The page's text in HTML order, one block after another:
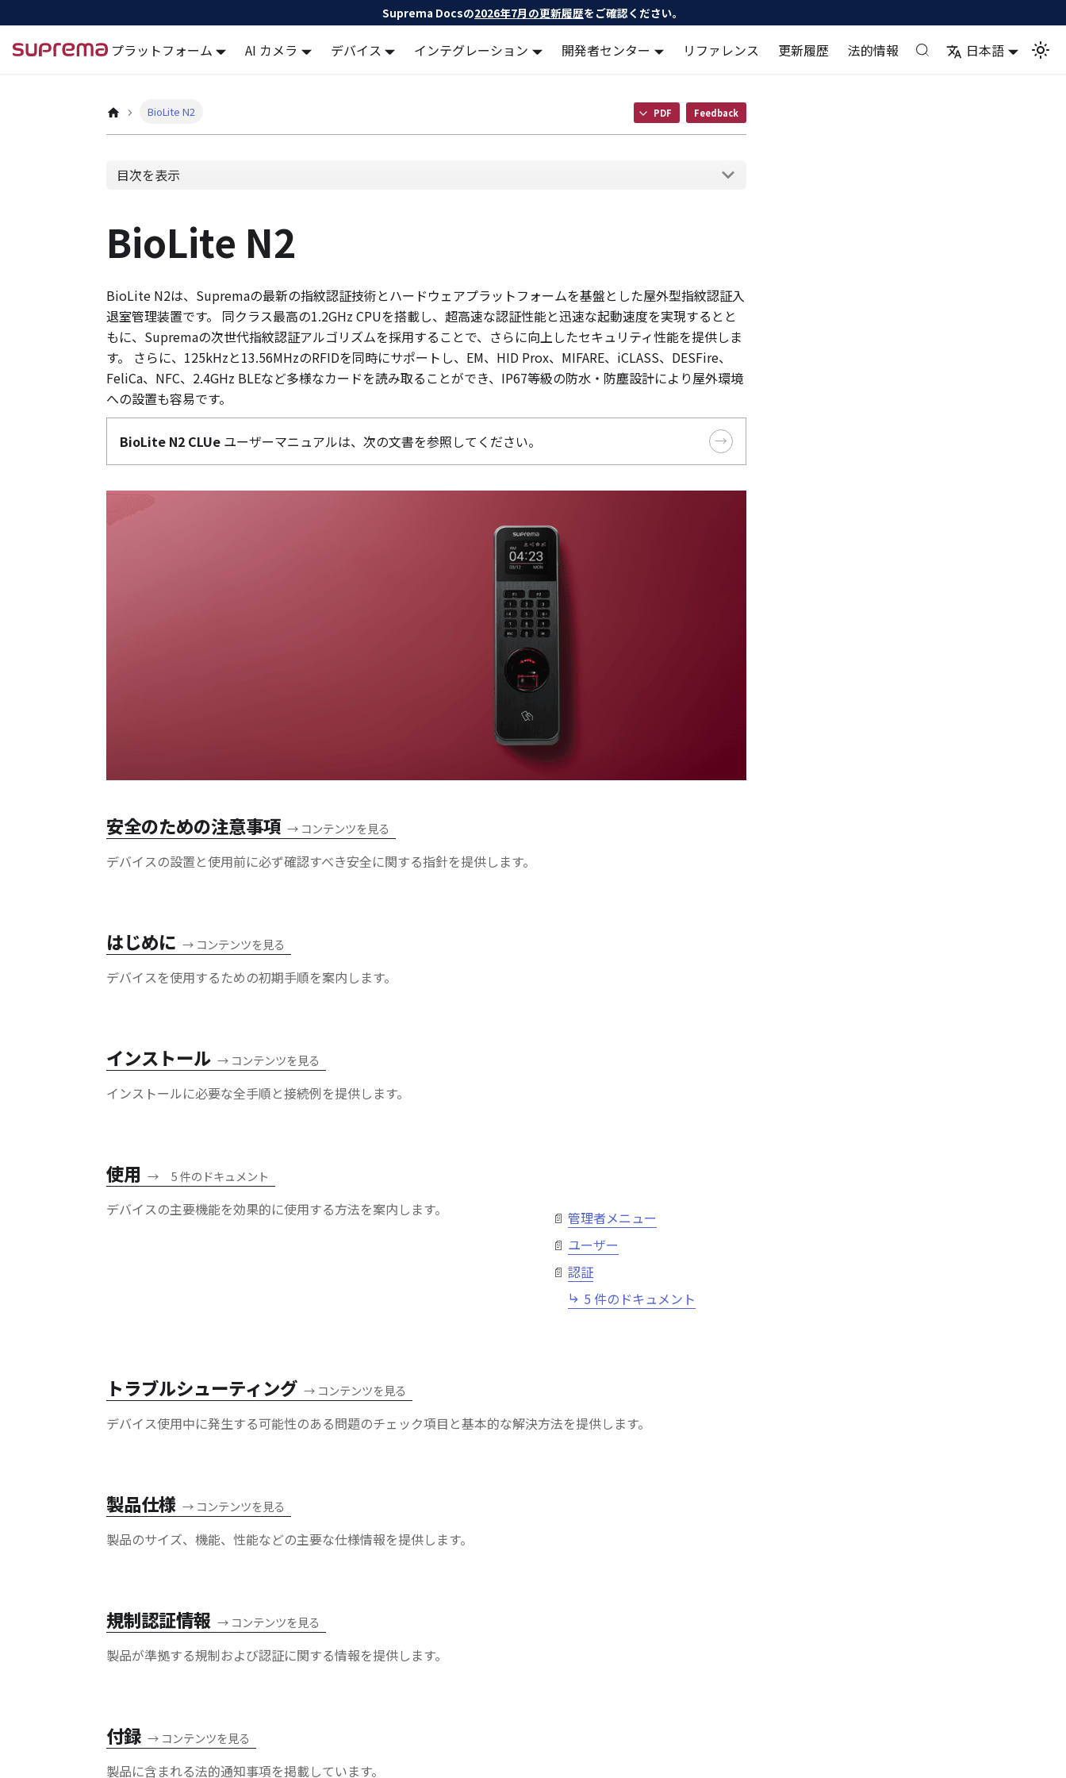
Suprema Docsの2026年7月の更新履歴をご確認ください。
Docs
プラットフォーム AI カメラ デバイス インテグレーション 開発者センター リファレンス 更新履歴 法的情報 日本語
BioLite N2 PDF Feedback
目次を表示
BioLite N2
BioLite N2は、Supremaの最新の指紋認証技術とハードウェアプラットフォームを基盤とした屋外型指紋認証入
退室管理装置です。 同クラス最高の1.2GHz CPUを搭載し、超高速な認証性能と迅速な起動速度を実現するとと
もに、Supremaの次世代指紋認証アルゴリズムを採用することで、さらに向上したセキュリティ性能を提供しま
す。 さらに、125kHzと13.56MHzのRFIDを同時にサポートし、EM、HID Prox、MIFARE、iCLASS、DESFire、
FeliCa、NFC、2.4GHz BLEなど多様なカードを読み取ることができ、IP67等級の防水・防塵設計により屋外環境
への設置も容易です。
BioLite N2 CLUe ユーザーマニュアルは、次の文書を参照してください。
安全のための注意事項 → コンテンツを見る
デバイスの設置と使用前に必ず確認すべき安全に関する指針を提供します。
はじめに → コンテンツを見る
デバイスを使用するための初期手順を案内します。
インストール → コンテンツを見る
インストールに必要な全手順と接続例を提供します。
使用 → 5 件のドキュメント
デバイスの主要機能を効果的に使用する方法を案内します。
管理者メニュー
ユーザー
認証
5 件のドキュメント
トラブルシューティング → コンテンツを見る
デバイス使用中に発生する可能性のある問題のチェック項目と基本的な解決方法を提供します。
製品仕様 → コンテンツを見る
製品のサイズ、機能、性能などの主要な仕様情報を提供します。
規制認証情報 → コンテンツを見る
製品が準拠する規制および認証に関する情報を提供します。
付録 → コンテンツを見る
製品に含まれる法的通知事項を掲載しています。